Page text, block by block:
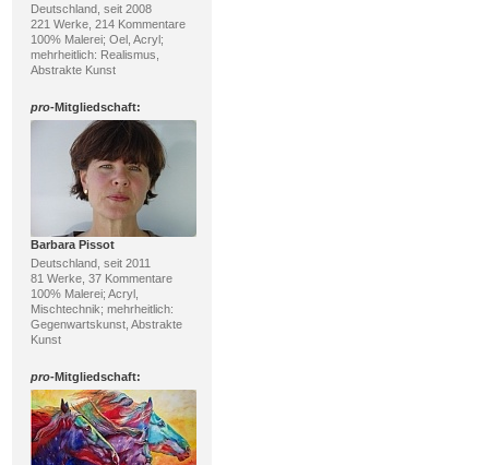
Deutschland, seit 2008
221 Werke, 214 Kommentare
100% Malerei; Oel, Acryl;
mehrheitlich: Realismus,
Abstrakte Kunst
pro-Mitgliedschaft:
Barbara Pissot
Deutschland, seit 2011
81 Werke, 37 Kommentare
100% Malerei; Acryl,
Mischtechnik; mehrheitlich:
Gegenwartskunst, Abstrakte
Kunst
pro-Mitgliedschaft: